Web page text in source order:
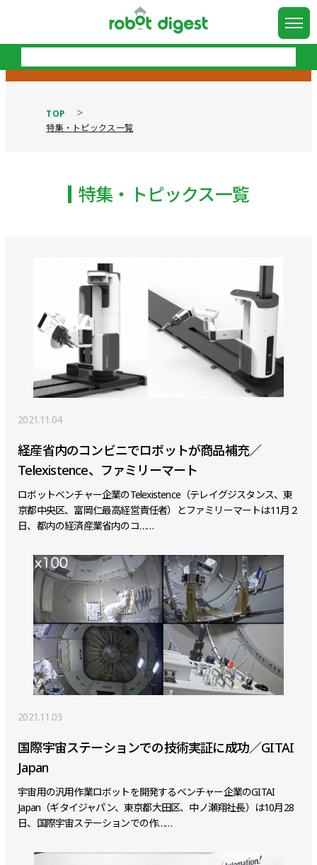
TOP
特集・トピックス一覧
特集・トピックス一覧
2021.11.04
経産省内のコンビニでロボットが商品補充／
Telexistence、ファミリーマート
ロボットベンチャー企業のTelexistence（テレイグジスタンス、東
京都中央区、富岡仁最高経営責任者）とファミリーマートは11月２
日、都内の経済産業省内のコ……
2021.11.03
国際宇宙ステーションでの技術実証に成功／GITAI
Japan
宇宙用の汎用作業ロボットを開発するベンチャー企業のGITAI
Japan（ギタイジャパン、東京都大田区、中ノ瀬翔社長）は10月28
日、国際宇宙ステーションでの作……